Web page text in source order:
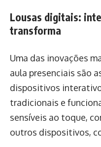
Lousas digitais:
transforma
Uma das inovações
aula presenciais são
dispositivos
tradicionais e
sensíveis ao toque,
outros dispositivos,